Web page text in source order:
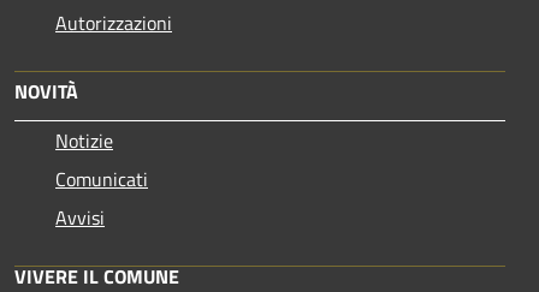
Autorizzazioni
NOVITÀ
Notizie
Comunicati
Avvisi
VIVERE IL COMUNE